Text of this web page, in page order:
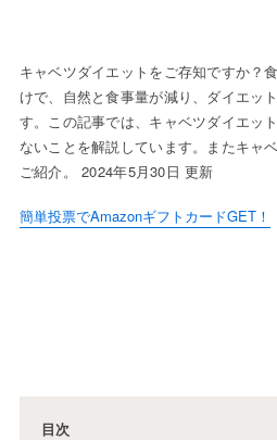
キャベツダイエットをご存知ですか？
けで、自然と食事量が減り、ダイエッ
す。この記事では、キャベツダイエッ
ないことを解説しています。またキャ
ご紹介。 2024年5月30日 更新
簡単投票でAmazonギフトカードGET！
目次